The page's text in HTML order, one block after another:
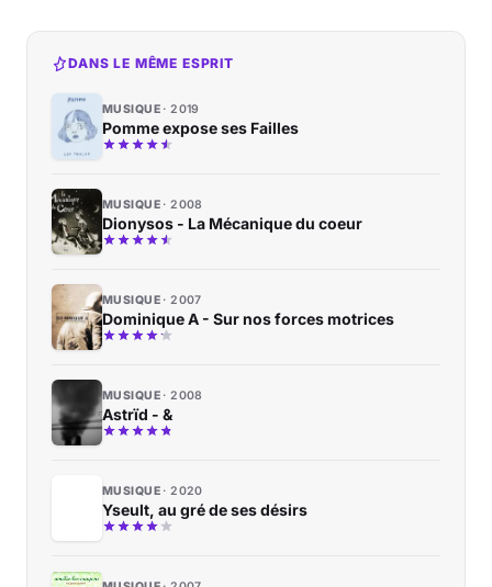
DANS LE MÊME ESPRIT
MUSIQUE 2019
Pomme expose ses Failles
MUSIQUE 2008
Dionysos - La Mécanique du coeur
MUSIQUE 2007
Dominique A - Sur nos forces motrices
MUSIQUE 2008
Astrïd - &
MUSIQUE 2020
Yseult, au gré de ses désirs